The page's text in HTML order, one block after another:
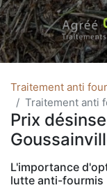
Traitement anti
Traitement anti
Prix
L'importance
lutte anti-fourmis